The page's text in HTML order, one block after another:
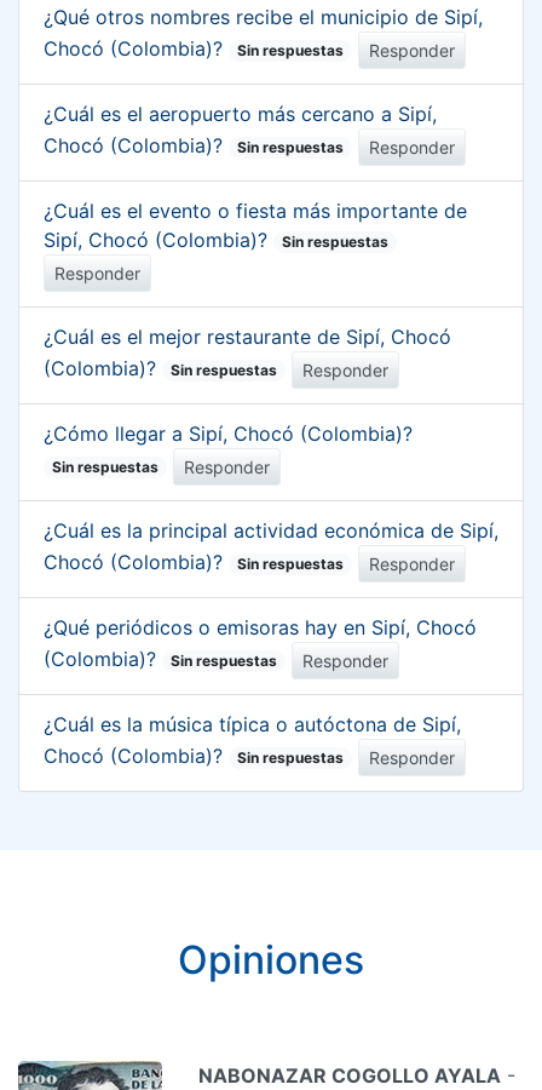
¿Qué otros nombres recibe el municipio de Sipí,
Chocó (Colombia)?
Sin respuestas Responder
¿Cuál es el aeropuerto más cercano a Sipí,
Chocó (Colombia)?
Sin respuestas Responder
¿Cuál es el evento o fiesta más importante de
Sipí, Chocó (Colombia)?
Sin respuestas
Responder
¿Cuál es el mejor restaurante de Sipí, Chocó
(Colombia)?
Sin respuestas Responder
¿Cómo llegar a Sipí, Chocó (Colombia)?
Sin respuestas Responder
¿Cuál es la principal actividad económica de Sipí,
Chocó (Colombia)?
Sin respuestas Responder
¿Qué periódicos o emisoras hay en Sipí, Chocó
(Colombia)?
Sin respuestas Responder
¿Cuál es la música típica o autóctona de Sipí,
Chocó (Colombia)?
Sin respuestas Responder
Opiniones
NABONAZAR COGOLLO AYALA -